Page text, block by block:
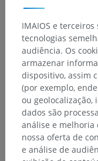
IMAIOS e
tecnologias
audiência. Os
armazenar
dispositivo, assim
(por exemplo,
ou geolocalização,
dados são
análise e melhoria
nossa oferta de
e análise de